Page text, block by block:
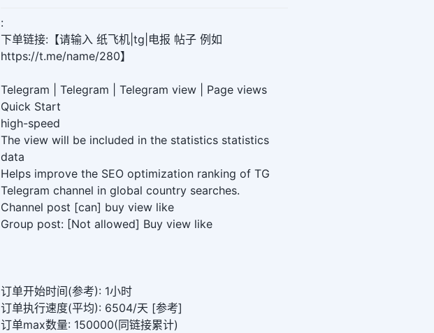
:
下单链接:【请输入 纸飞机|tg|电报 帖子 例如
https://t.me/name/280】
Telegram | Telegram | Telegram view | Page views
Quick Start
high-speed
The view will be included in the statistics statistics
data
Helps improve the SEO optimization ranking of TG
Telegram channel in global country searches.
Channel post [can] buy view like
Group post: [Not allowed] Buy view like
订单开始时间(参考): 1小时
订单执行速度(平均): 6504/天 [参考]
订单max数量: 150000(同链接累计)